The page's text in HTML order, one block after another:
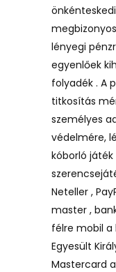
lényegi
egyenlőek
folyadék . A
titkosítás
személyes
védelmére,
kóborló
Neteller ,
master ,
félre mobil a
Egyesült
Mastercard